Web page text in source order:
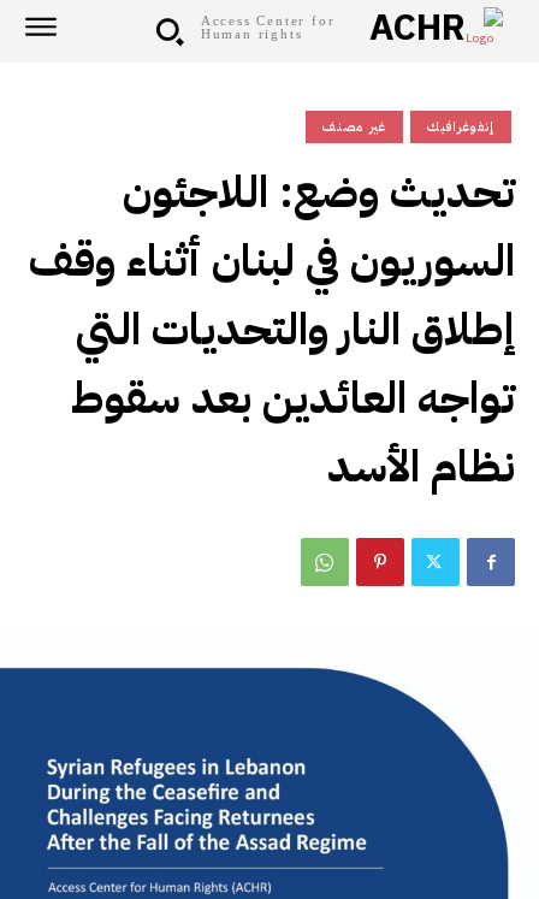
ACHR
Access Center for
Human rights
إنفوغرافيك غير مصنف
تحديث وضع: اللاجئون
السوريون في لبنان أثناء وقف
إطلاق النار والتحديات التي
تواجه العائدين بعد سقوط
نظام الأسد